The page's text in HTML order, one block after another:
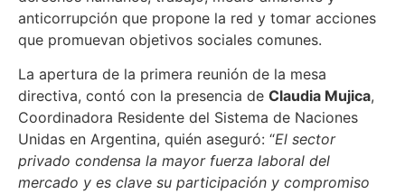
anticorrupción que propone la red y tomar acciones
que promuevan objetivos sociales comunes.
La apertura de la primera reunión de la mesa
directiva, contó con la presencia de Claudia Mujica,
Coordinadora Residente del Sistema de Naciones
Unidas en Argentina, quién aseguró: “El sector
privado condensa la mayor fuerza laboral del
mercado y es clave su participación y compromiso